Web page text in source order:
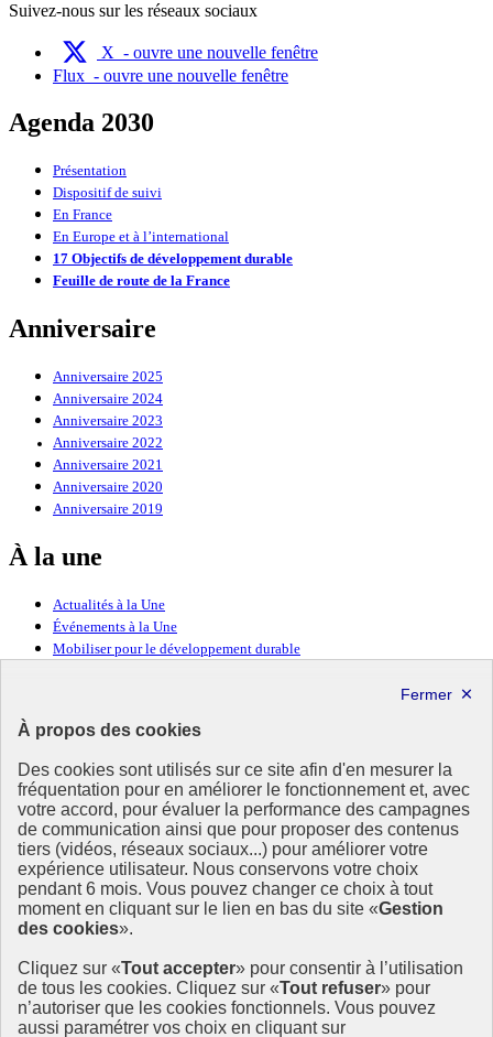
À propos des cookies
Des cookies sont utilisés sur ce site afin d'en mesurer la
fréquentation pour en améliorer le fonctionnement et, avec
votre accord, pour évaluer la performance des campagnes
de communication ainsi que pour proposer des contenus
tiers (vidéos, réseaux sociaux...) pour améliorer votre
expérience utilisateur. Nous conservons votre choix
pendant 6 mois. Vous pouvez changer ce choix à tout
moment en cliquant sur le lien en bas du site «Gestion
des cookies».
Cliquez sur «Tout accepter» pour consentir à l’utilisation
de tous les cookies. Cliquez sur «Tout refuser» pour
n’autoriser que les cookies fonctionnels. Vous pouvez
aussi paramétrer vos choix en cliquant sur
Suivez-nous sur les réseaux sociaux
X - ouvre une nouvelle fenêtre
Flux - ouvre une nouvelle fenêtre
Agenda 2030
Présentation
Dispositif de suivi
En France
En Europe et à l’international
17 Objectifs de développement durable
Feuille de route de la France
Anniversaire
Anniversaire 2025
Anniversaire 2024
Anniversaire 2023
Anniversaire 2022
Anniversaire 2021
Anniversaire 2020
Anniversaire 2019
À la une
Actualités à la Une
Événements à la Une
Mobiliser pour le développement durable
Ressources
Ressources
La Méth’ODD
Gouvernement
Ce site propose l’information de référence concernant l’Agenda
2030 et la feuille de route de la France. Il valorise la mobilisation de
tous les acteurs.
info.gouv.fr- ouvre une nouvelle fenêtre
service-public.fr - ouvre une nouvelle fenêtre
legifrance.gouv.fr- ouvre une nouvelle fenêtre
data.gouv.fr- ouvre une nouvelle fenêtre